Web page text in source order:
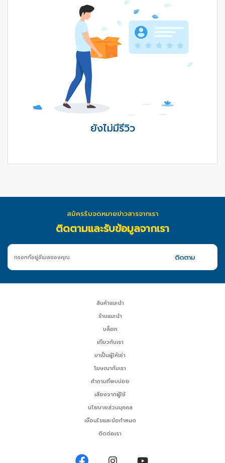
ยังไม่มีรีวิว
สมัครรับจดหมายข่าวสารจากเรา
ติดตามและรับข้อมูลจากเรา
สินค้าแนะนำ
ร้านแนะนำ
บล็อก
เกี่ยวกับเรา
มาเป็นผู้ให้เช่า
โฆษณากับเรา
คำถามที่พบบ่อย
เสียงจากผู้ใช้
นโยบายส่วนบุคคล
เงื่อนไขและข้อกำหนด
ติดต่อเรา